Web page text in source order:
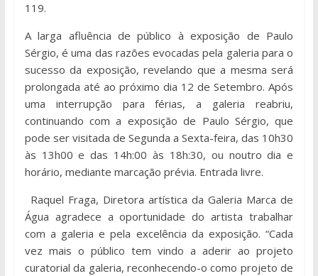
119.
A larga afluência de público à exposição de Paulo
Sérgio, é uma das razões evocadas pela galeria para o
sucesso da exposição, revelando que a mesma será
prolongada até ao próximo dia 12 de Setembro. Após
uma interrupção para férias, a galeria reabriu,
continuando com a exposição de Paulo Sérgio, que
pode ser visitada de Segunda a Sexta-feira, das 10h30
às 13h00 e das 14h:00 às 18h:30, ou noutro dia e
horário, mediante marcação prévia. Entrada livre.
Raquel Fraga, Diretora artística da Galeria Marca de
Água agradece a oportunidade do artista trabalhar
com a galeria e pela excelência da exposição. “Cada
vez mais o público tem vindo a aderir ao projeto
curatorial da galeria, reconhecendo-o como projeto de